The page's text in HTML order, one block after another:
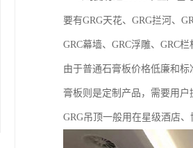
要有GRG天花、GRG拦河、
GRC幕墙、GRC浮雕、GRC栏
由于普通石膏板价格低廉和
膏板则是定制产品，需要用户
GRG吊顶一般用在星级酒店